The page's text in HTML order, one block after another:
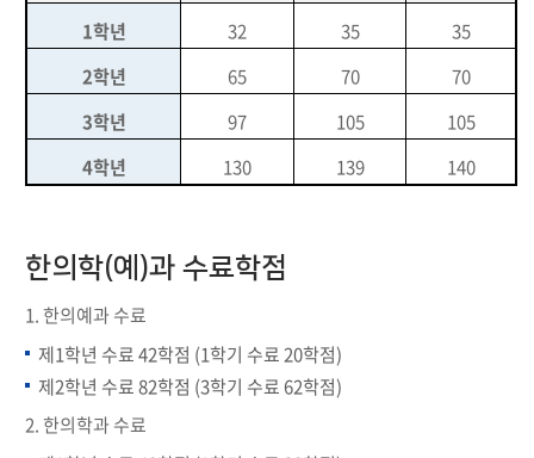
1학년 32 35
35
2학년 65 70
70
3학년 97 105
105
4학년 130 139 140
한의학(예)과 수료학점
1. 한의예과 수료
제1학년 수료 42학점 (1학기 수료 20학점)
제2학년 수료 82학점 (3학기 수료 62학점)
2. 한의학과 수료